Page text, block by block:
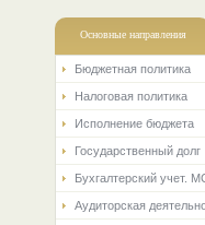
Основные направления
Бюджетная политика
Налоговая политика
Исполнение бюджета
Государственный долг
Бухгалтерский учет.
Аудиторская